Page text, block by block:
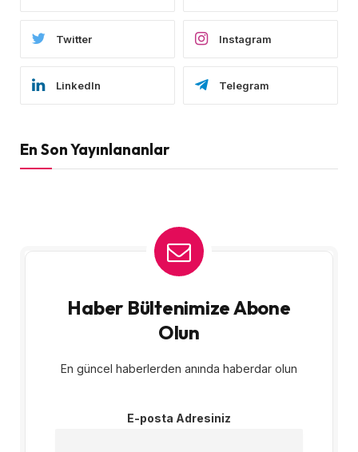
Twitter Instagram
LinkedIn Telegram
En Son Yayınlananlar
Haber Bültenimize Abone
Olun
En güncel haberlerden anında haberdar olun
E-posta Adresiniz